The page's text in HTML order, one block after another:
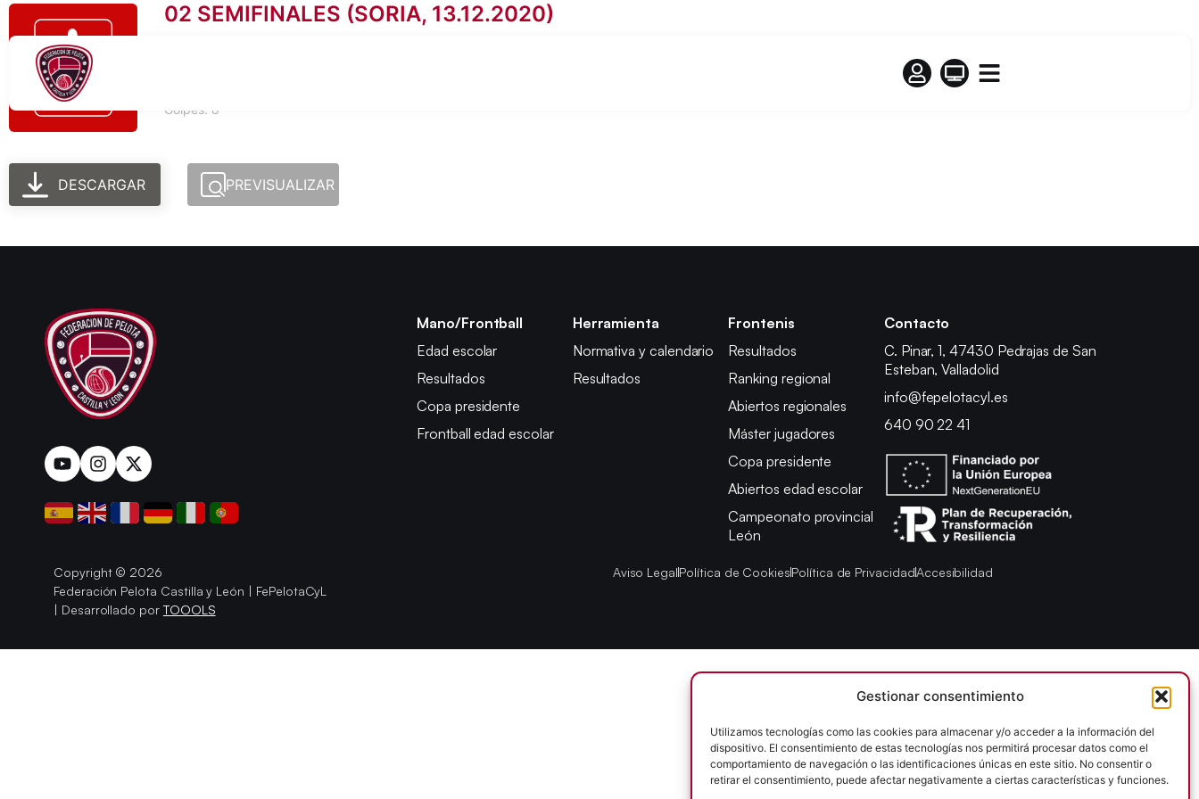
Gestionar consentimiento
Utilizamos tecnologías como las cookies para almacenar y/o acceder a la información del
dispositivo. El consentimiento de estas tecnologías nos permitirá procesar datos como el
comportamiento de navegación o las identificaciones únicas en este sitio. No consentir o
retirar el consentimiento, puede afectar negativamente a ciertas características y funciones.
02 SEMIFINALES (SORIA, 13.12.2020)
Golpes: 8
DESCARGAR PREVISUALIZAR
Mano/Frontball
Edad escolar
Resultados
Copa presidente
Frontball edad escolar
Herramienta
Normativa y calendario
Resultados
Frontenis
Resultados
Ranking regional
Abiertos regionales
Máster jugadores
Copa presidente
Abiertos edad escolar
Campeonato provincial
León
Contacto
C. Pinar, 1, 47430 Pedrajas de San
Esteban, Valladolid
info@fepelotacyl.es
640 90 22 41
Copyright © 2026
Federación Pelota Castilla y León | FePelotaCyL
| Desarrollado por TOOOLS
Aviso LegalPolítica de CookiesPolítica de PrivacidadAccesibilidad